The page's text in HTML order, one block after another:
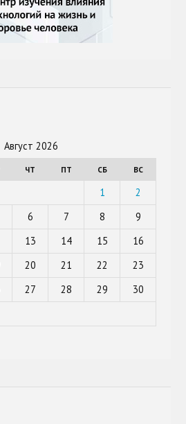
Август 2026
ЧТ ПТ СБ ВС
1
2
6 7 8
9
13 14 15
16
20 21 22
23
27 28 29
30